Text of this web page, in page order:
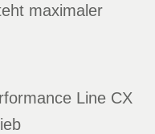
maximaler
Line CX